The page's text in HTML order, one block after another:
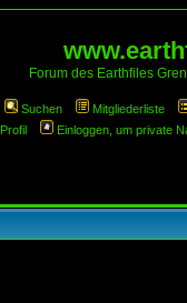
Forum des Earthfiles
Suchen Mitgliederliste
Profil
Einloggen, um private